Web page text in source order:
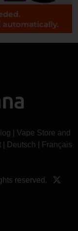
Vape Store and
Deutsch
Français
reserved.